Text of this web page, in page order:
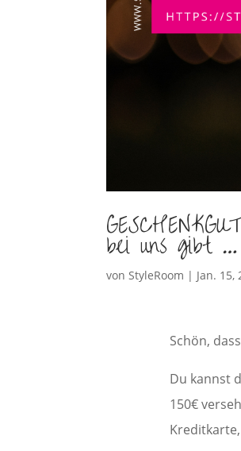
bei uns gibt …
von StyleRoom | Jan. 15,
Schön,
Du kannst
150€